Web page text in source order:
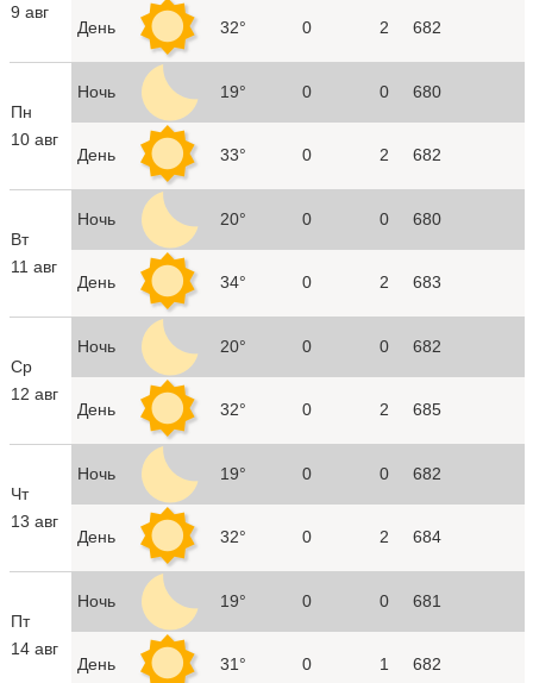
9 авг
День 32° 0 2 682
Пн
10 авг
Ночь 19° 0 0 680
День 33° 0 2 682
Вт
11 авг
Ночь 20° 0 0 680
День 34° 0 2 683
Ср
12 авг
Ночь 20° 0 0 682
День 32° 0 2 685
Чт
13 авг
Ночь 19° 0 0 682
День 32° 0 2 684
Пт
14 авг
Ночь 19° 0 0 681
День 31° 0 1 682